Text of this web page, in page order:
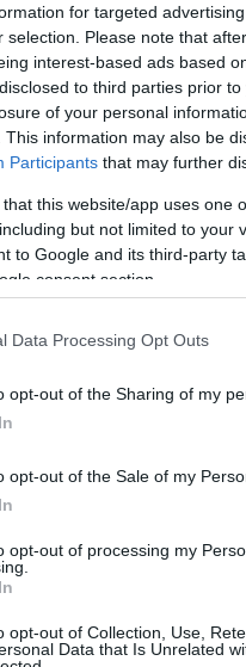
for targeted
selection. Please note that
interest-based ads based
to third parties prior
of your personal
This information may also be
Participants that may further
that this website/app uses one
but not limited to your
to Google and its third-party
consent section.
Data Processing Opt Outs
opt-out of the Sharing of my
opt-out of the Sale of my
opt-out of processing my
opt-out of Collection, Use,
Data that Is Unrelated
με το
25η Απριλίου 2025
είχε πάει για
πυροβόλησαν με
στο σημείο.
λίγα λεπτά
δικογραφία της
εκ των οποίων
ποινικούς, με
συνεργάτης του
από λίγους